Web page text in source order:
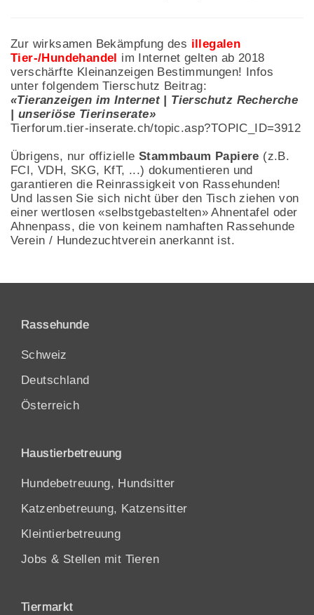
Zur wirksamen Bekämpfung des illegalen
Tier-/Hundehandel
im Internet gelten ab 2018
verschärfte Kleinanzeigen Bestimmungen! Infos
unter folgendem Tierschutz Beitrag:
«Tieranzeigen im Internet | Tierschutz Recherche
| unseriöse Tierinserate»
Tierforum.tier-inserate.ch/topic.asp?TOPIC_ID=3912
Übrigens, nur offizielle Stammbaum Papiere (z.B.
FCI, VDH, SKG, KfT, ...) dokumentieren und
garantieren die Reinrassigkeit von Rassehunden!
Und lassen Sie sich nicht über den Tisch ziehen von
einer wertlosen «selbstgebastelten» Ahnentafel oder
Ahnenpass, die von keinem namhaften Rassehunde
Verein / Hundezuchtverein anerkannt ist.
Rassehunde
Schweiz
Deutschland
Österreich
Haustierbetreuung
Hundebetreuung, Hundsitter
Katzenbetreuung, Katzensitter
Kleintierbetreuung
Jobs & Stellen mit Tieren
Tiermarkt